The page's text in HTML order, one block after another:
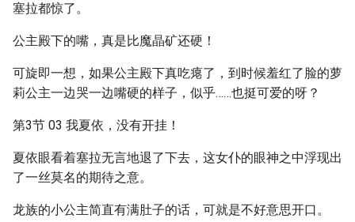
塞拉都惊了。
公主殿下的嘴，真是比魔晶矿还硬！
可旋即一想，如果公主殿下真吃瘪了，到时候羞红了脸的萝
莉公主一边哭一边嘴硬的样子，似乎……也挺可爱的呀？
第3节 03 我夏依，没有开挂！
夏依眼看着塞拉无言地退了下去，这女仆的眼神之中浮现出
了一丝莫名的期待之意。
龙族的小公主简直有满肚子的话，可就是不好意思开口。